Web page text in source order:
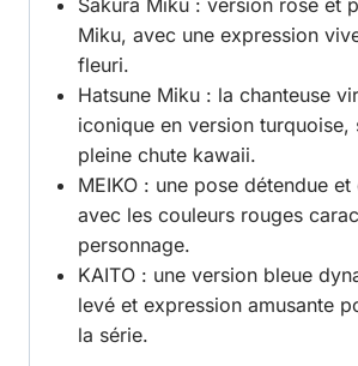
Sakura Miku : version rose et
Miku, avec une expression
fleuri.
Hatsune Miku : la chanteuse
iconique en version turquoise,
pleine chute kawaii.
MEIKO : une pose détendue
avec les couleurs rouges
personnage.
KAITO : une version bleue
levé et expression amusante
la série.